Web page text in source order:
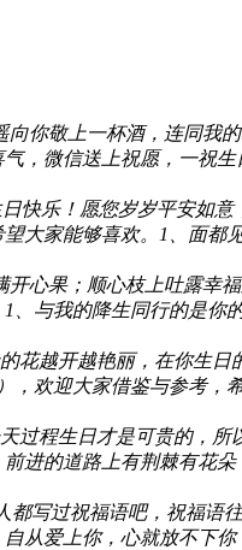
向你敬上一杯酒，连同
，微信送上祝愿，一祝
快乐！愿您岁岁平安如
大家能够喜欢。1、面
开心果；顺心枝上吐露幸
与我的降生同行的是
花越开越艳丽，在你生
欢迎大家借鉴与参考
过程生日才是可贵的，
进的道路上有荆棘有
都写过祝福语吧，祝福语
从爱上你，心就放不下